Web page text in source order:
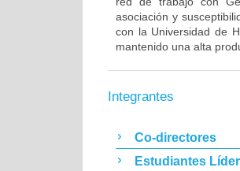
asociación y
con la Universidad de
mantenido una alta
Integrantes
Co-directores
Estudiantes